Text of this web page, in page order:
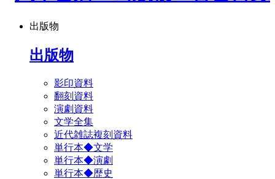
出版物
出版物
影印資料
翻刻資料
演劇資料
文学全集
近代雑誌複刻資料
単行本◆文学
単行本◆演劇
単行本◆歴史